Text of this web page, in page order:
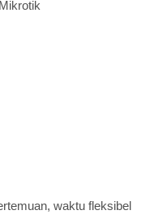
waktu fleksibel